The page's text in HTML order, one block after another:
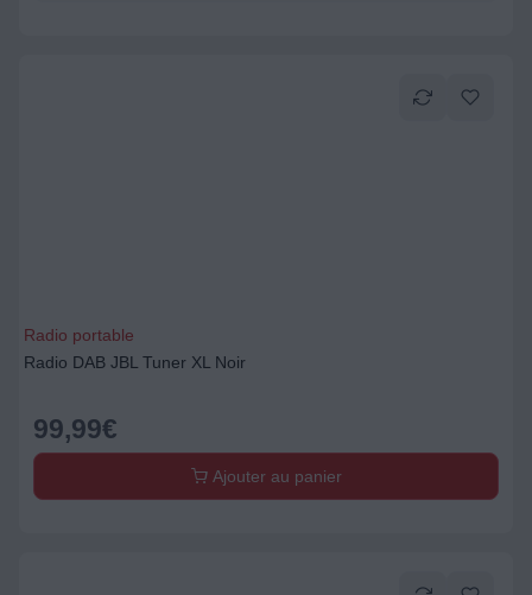
Radio portable
Radio DAB JBL Tuner XL Noir
99,99€
Ajouter au panier